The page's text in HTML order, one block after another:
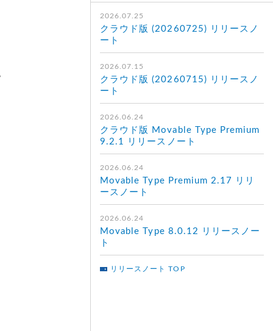
2026.07.25
クラウド版 (20260725) リリースノ
ート
2026.07.15
クラウド版 (20260715) リリースノ
ート
2026.06.24
クラウド版 Movable Type Premium
9.2.1 リリースノート
2026.06.24
Movable Type Premium 2.17 リリ
ースノート
2026.06.24
Movable Type 8.0.12 リリースノー
ト
リリースノート TOP